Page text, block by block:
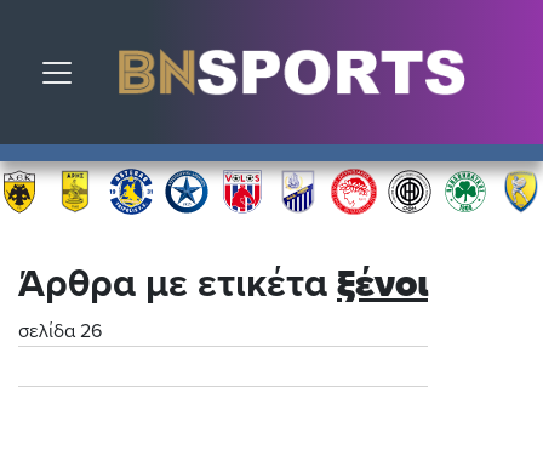
Toggle navigation
Άρθρα με ετικέτα ξένοι
σελίδα 26